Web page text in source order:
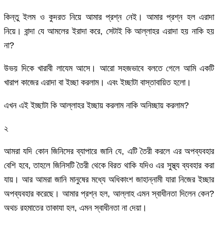
কিন্তু ইলম ও কুদরত নিয়ে আমার প্রশ্ন নেই। আমার প্রশ্ন হল এরাদা
নিয়ে। বান্দা যে আমলের ইরাদা করে, সেটাই কি আল্লাহর এরাদা হয় নাকি হয়
না?
উভয় দিকে খারাবী লাযেম আসে। আরো সহজভাবে বলতে গেলে আমি একটি
খারাপ কাজের এরাদা বা ইচ্ছা করলাম। এবং ইচ্ছাটা বাস্তাবায়িত হলো।
এখন এই ইচ্ছাটা কি আল্লাহর ইচ্ছায় করলাম নাকি অনিচ্ছায় করলাম?
২
আমরা যদি কোন জিনিসের ব্যাপারে জানি যে, এটি তৈরী করলে এর অপব্যবহার
বেশি হবে, তাহলে জিনিসটি তৈরী থেকে বিরত থাকি যদিও এর সুস্থ্য ব্যবহার করা
যায়। আর আমরা জানি মানুষের মধ্যে অধিকাংশ জাহান্নামী যারা নিজের ইচ্ছার
অপব্যবহার করেছে। আমার প্রশ্ন হল, আল্লাহ এমন স্বাধীনতা দিলেন কেন?
অথচ রহমাতের তাকাযা হল, এমন স্বাধীনতা না দেয়া।